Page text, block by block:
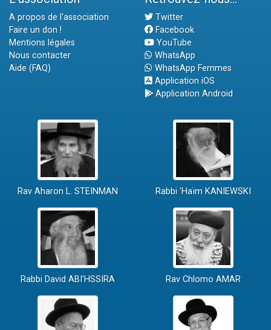
A propos de l'association
Faire un don !
Mentions légales
Nous contacter
Aide (FAQ)
Twitter
Facebook
YouTube
WhatsApp
WhatsApp Femmes
Application iOS
Application Android
Rav Aharon L. STEINMAN Rabbi 'Haïm KANIEWSKI
Rabbi David ABI'HSSIRA Rav Chlomo AMAR